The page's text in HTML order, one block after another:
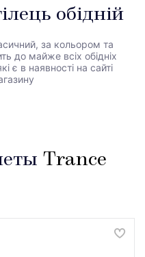
обідній
за кольором та
до майже всіх обідніх
є в наявності на сайті
Trance